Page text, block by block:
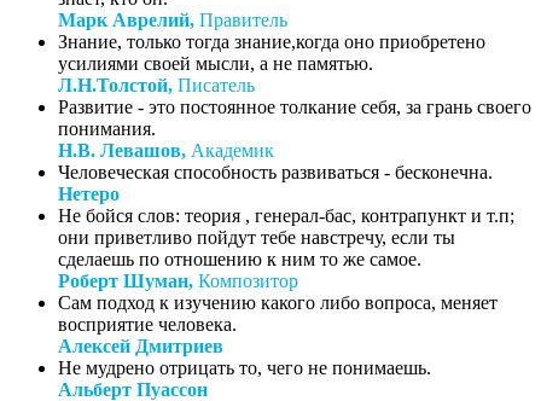
Марк Аврелий, Правитель
Знание, только тогда знание,когда оно приобретено
усилиями своей мысли, а не памятью.
Л.Н.Толстой, Писатель
Развитие - это постоянное толкание себя, за грань своего
понимания.
Н.В. Левашов, Академик
Человеческая способность развиваться - бесконечна.
Нетеро
Не бойся слов: теория , генерал-бас, контрапункт и т.п;
они приветливо пойдут тебе навстречу, если ты
сделаешь по отношению к ним то же самое.
Роберт Шуман, Композитор
Сам подход к изучению какого либо вопроса, меняет
восприятие человека.
Алексей Дмитриев
Не мудрено отрицать то, чего не понимаешь.
Альберт Пуассон